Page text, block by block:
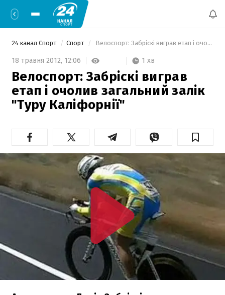
24 канал Спорт Спорт Велоспорт: Забріскі виграв етап і очолив загальний залік "Туру Каліфорнії"
18 травня 2012, 12:06 1 хв
Велоспорт: Забріскі виграв
етап і очолив загальний залік
"Туру Каліфорнії"